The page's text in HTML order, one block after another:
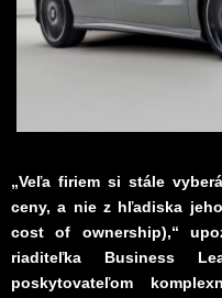
„Veľa firiem si stále
ceny, a nie z hľadiska
cost of ownership),“
riaditeľka Business
poskytovateľom